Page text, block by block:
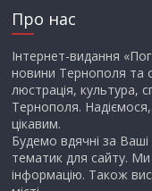
Про нас
Інтернет-видання
новини Тернополя та
люстрація, культура,
Тернополя.
цікавим.
Будемо вдячні за
тематик для сайту.
інформацію. Також